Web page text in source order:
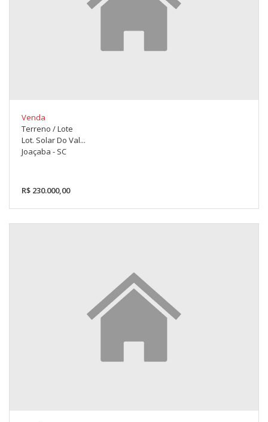
Venda
Terreno / Lote
Lot. Solar Do Val...
Joaçaba - SC
R$ 230.000,00